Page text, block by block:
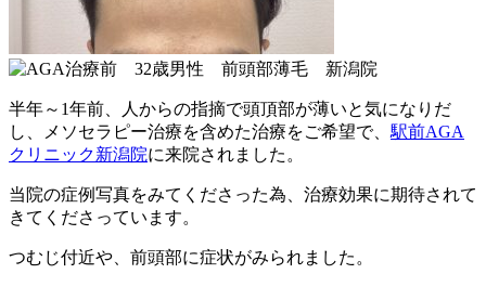
半年～1年前、人からの指摘で頭頂部が薄いと気になりだ
し、メソセラピー治療を含めた治療をご希望で、 駅前AGA
クリニック新潟院に来院されました。
当院の症例写真をみてくださった為、治療効果に期待されて
きてくださっています。
つむじ付近や、前頭部に症状がみられました。